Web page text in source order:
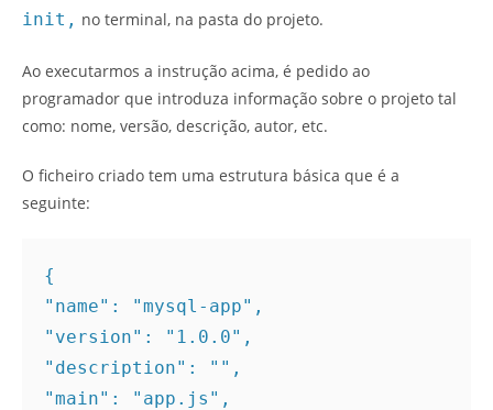
init, no terminal, na pasta do projeto.
Ao executarmos a instrução acima, é pedido ao
programador que introduza informação sobre o projeto tal
como: nome, versão, descrição, autor, etc.
O ficheiro criado tem uma estrutura básica que é a
seguinte:
{
"name": "mysql-app",
"version": "1.0.0",
"description": "",
"main": "app.js",